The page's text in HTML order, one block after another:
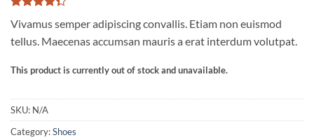
4.33out
of 5
ratings
Vivamus semper adipiscing convallis. Etiam non euismod
tellus. Maecenas accumsan mauris a erat interdum volutpat.
This product is currently out of stock and unavailable.
SKU: N/A
Category:Shoes